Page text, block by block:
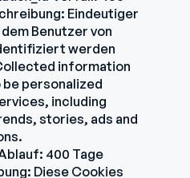
Eindeutiger
Benutzer von
werden
information
be personalized
including
stories, ads and
400 Tage
Diese Cookies